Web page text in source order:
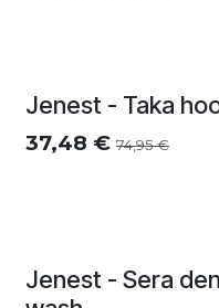
Jenest - Taka
37,48 € 74,95€
Jenest - Sera